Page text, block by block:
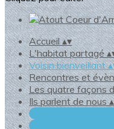
Accueil▴▾
L'habitat partagé▴
Voisin bienveillant▴
Rencontres et
Les quatre façons
Ils parlent de nous▴